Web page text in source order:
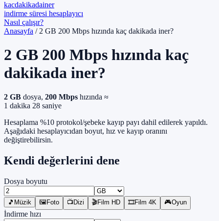
kacdakikadainer
indirme süresi hesaplayıcı
Nasıl çalışır?
Anasayfa / 2 GB 200 Mbps hızında kaç dakikada iner?
2 GB 200 Mbps hızında kaç
dakikada iner?
2 GB dosya, 200 Mbps hızında ≈
1 dakika 28 saniye
Hesaplama %10 protokol/şebeke kayıp payı dahil edilerek yapıldı.
Aşağıdaki hesaplayıcıdan boyut, hız ve kayıp oranını
değiştirebilirsin.
Kendi değerlerini dene
Dosya boyutu
🎵 Müzik 🖼️Foto 📺Dizi 🎬Film HD 🎞️Film 4K 🎮Oyun
İndirme hızı